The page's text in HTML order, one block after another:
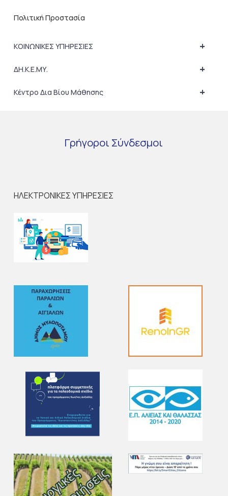
Πολιτική Προστασία
+
ΚΟΙΝΩΝΙΚΕΣ ΥΠΗΡΕΣΙΕΣ
+
ΔΗ.Κ.Ε.ΜΥ.
+
Κέντρο Δια Βίου Μάθησης
Γρήγοροι Σύνδεσμοι
ΗΛΕΚΤΡΟΝΙΚΕΣ ΥΠΗΡΕΣΙΕΣ